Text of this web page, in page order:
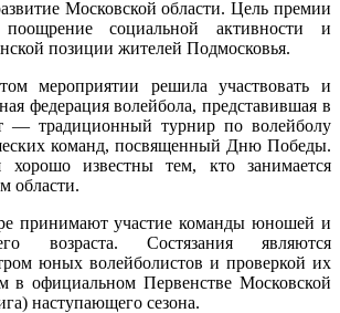
Московской области. Цель премии
социальной активности и
позиции жителей Подмосковья.
мероприятии решила участвовать и
федерация волейбола, представившая в
— традиционный турнир по волейболу
команд, посвященный Дню Победы.
хорошо известны тем, кто занимается
области.
принимают участие команды юношей и
возраста. Состязания являются
юных волейболистов и проверкой их
в официальном Первенстве Московской
наступающего сезона.